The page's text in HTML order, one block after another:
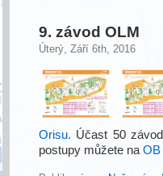
9. závod OLM
Úterý, Září 6th, 2016
Orisu. Účast 50
postupy můžete na OB